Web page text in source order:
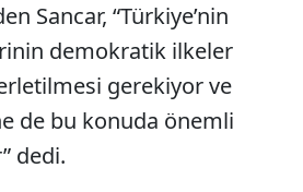
Sancar, “Türkiye’nin
demokratik ilkeler
gerekiyor ve
de bu konuda önemli
dedi.